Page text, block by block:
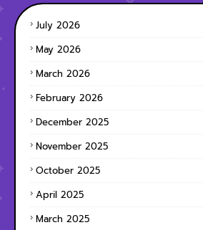
July 2026
May 2026
March 2026
February 2026
December 2025
November 2025
October 2025
April 2025
March 2025